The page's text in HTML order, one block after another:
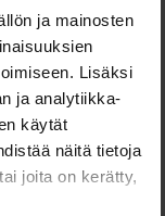
ja mainosten
Lisäksi
ja analytiikka-
käytät
näitä tietoja
joita on kerätty,